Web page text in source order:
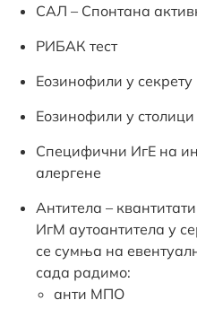
САЛ – Спонтана
РИБАК тест
Еозинофили у секрету
Еозинофили у столици
Специфични ИгЕ на
алергене
Антитела –
ИгМ аутоантитела у
се сумња на
сада радимо:
анти МПО